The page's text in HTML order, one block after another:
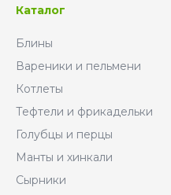
Каталог
Блины
Вареники и пельмени
Котлеты
Тефтели и фрикадельки
Голубцы и перцы
Манты и хинкали
Сырники